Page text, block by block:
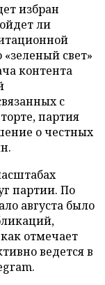
избран
ли
свет»
контента
с
партия
о честных
партии. По
августа было
отмечает
ведется в